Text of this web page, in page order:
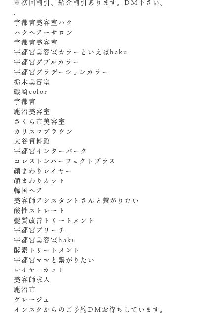
※初回割引、紹介割引あります。︎DM下さい。
.
宇都宮美容室ハク
ハクヘアーサロン
宇都宮美容室
宇都宮美容室カラーといえばhaku
宇都宮ダブルカラー
宇都宮グラデーションカラー
栃木美容室
磯崎color
宇都宮
鹿沼美容室
さくら市美容室
カリスマブラウン
大谷資料館
宇都宮インターパーク
コレストンパーフェクトプラス
顔まわりレイヤー
顔まわりカット
韓国ヘア
美容師アシスタントさんと繋がりたい
酸性ストレート
髪質改善トリートメント
宇都宮ブリーチ
宇都宮美容室haku
酵素トリートメント
宇都宮ママと繋がりたい
レイヤーカット
美容師求人
鹿沼市
グレージュ
インスタからのご予約DM️お待ちしています。